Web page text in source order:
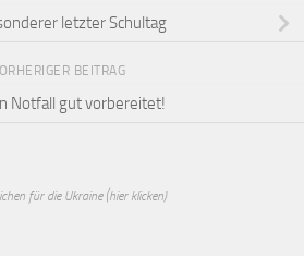
letzter Schultag
BEITRAG
Notfall gut vorbereitet!
für die Ukraine (hier klicken)